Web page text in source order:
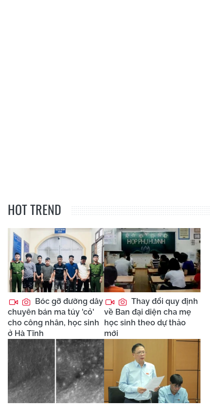
HOT TREND
Bóc gỡ đường dây
chuyên bán ma túy 'cỏ'
cho công nhân, học sinh
ở Hà Tĩnh
Thay đổi quy định
về Ban đại diện cha mẹ
học sinh theo dự thảo
mới